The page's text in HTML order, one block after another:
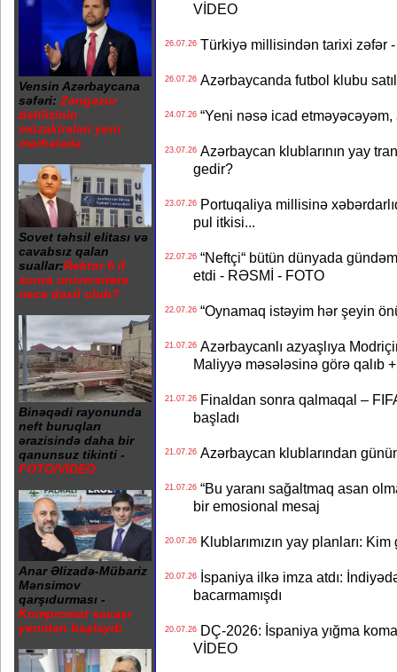
Vensin Azərbaycana
səfəri: Zəngəzur
dəhlizinin
müzakirələri yeni
mərhələdə
Sovet təhsil elitası və
cavabsız qalan
suallar:Rektor 6 il
sonra universitetə
necə daxil olub?
Binəqədi rayonunda
neft buruqları
ərazisində daha bir
qanunsuz tikinti -
FOTO/VİDEO
Anar Əlizadə-Mübariz
Mənsimov
qarşıdurması -
Kompromat savaşı
yenidən başlayıb
VİDEO
26.07.26Türkiyə millisindən tarixi zəfər
26.07.26Azərbaycanda futbol klubu
24.07.26“Yeni nəsə icad etməyəcəyəm,
23.07.26Azərbaycan klublarının yay
gedir?
23.07.26Portuqaliya millisinə
pul itkisi...
22.07.26“Neftçi“ bütün dünyada
etdi - RƏSMİ - FOTO
22.07.26“Oynamaq istəyim hər şeyin
21.07.26Azərbaycanlı azyaşlıya
Maliyyə məsələsinə görə qalıb
21.07.26Finaldan sonra qalmaqal –
başladı
21.07.26Azərbaycan klublarından
21.07.26“Bu yaranı sağaltmaq asan
bir emosional mesaj
20.07.26Klublarımızın yay planları:
20.07.26İspaniya ilkə imza atdı:
bacarmamışdı
20.07.26DÇ-2026: İspaniya yığma
VİDEO